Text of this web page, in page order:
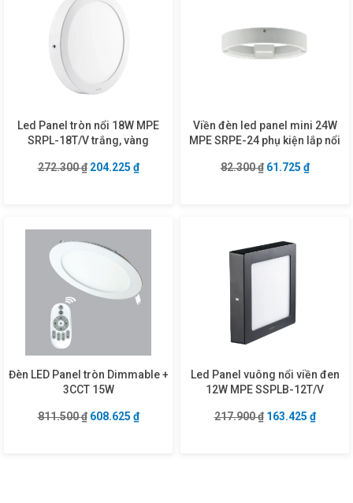
Led Panel tròn nổi 18W MPE
SRPL-18T/V trắng, vàng
272.300₫ Giá gốc là: 272.300 ₫.
204.225 ₫Giá hiện tại là: 204.225 ₫.
Viền đèn led panel mini 24W
MPE SRPE-24 phụ kiện lắp nổi
82.300₫ Giá gốc là:
61.725 ₫Giá hiện
Đèn LED Panel tròn Dimmable +
3CCT 15W
811.500₫ Giá gốc là: 811.500 ₫.
608.625 ₫Giá hiện tại là: 608.625 ₫.
Led Panel vuông nổi viền đen
12W MPE SSPLB-12T/V
217.900₫ Giá gốc là:
163.425 ₫Giá